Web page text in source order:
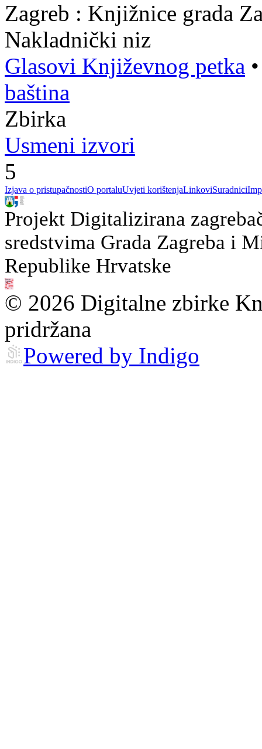
Zagreb : Knjižnice grada
Nakladnički niz
Glasovi Književnog petka
baština
Zbirka
Usmeni izvori
5
Izjava o pristupačnostiO portaluUvjeti korištenjaLinkoviSuradnici
Projekt Digitalizirana
sredstvima Grada Zagreba i
Republike Hrvatske
© 2026 Digitalne zbirke
pridržana
Powered by Indigo